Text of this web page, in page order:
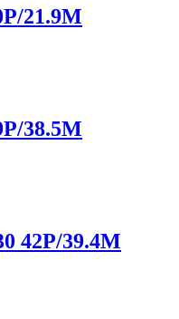
21.9M
38.5M
42P/39.4M